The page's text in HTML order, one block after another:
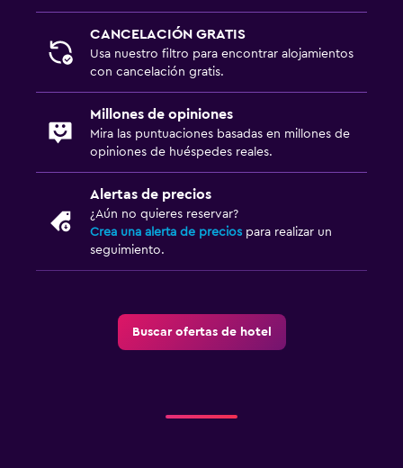
CANCELACIÓN GRATIS
Usa nuestro filtro para encontrar alojamientos
con cancelación gratis.
Millones de opiniones
Mira las puntuaciones basadas en millones de
opiniones de huéspedes reales.
Alertas de precios
¿Aún no quieres reservar?
Crea una alerta de precios para realizar un
seguimiento.
Buscar ofertas de hotel